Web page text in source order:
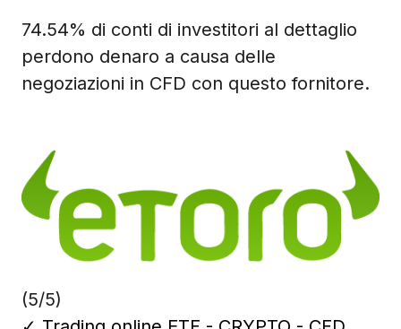
74.54% di conti di investitori al dettaglio
perdono denaro a causa delle
negoziazioni in CFD con questo fornitore.
(5/5)